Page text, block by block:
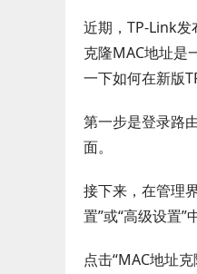
近期，TP-Link发
克隆MAC地址是
一下如何在新版
第一步是登录路
面。
接下来，在管理
置”或“高级设置”
点击“MAC地址